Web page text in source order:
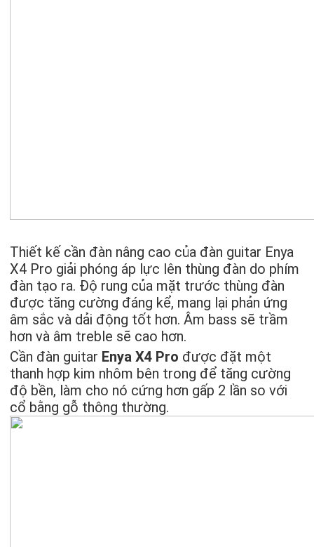
Thiết kế cần đàn nâng cao của đàn guitar Enya
X4 Pro giải phóng áp lực lên thùng đàn do phím
đàn tạo ra. Độ rung của mặt trước thùng đàn
được tăng cường đáng kể, mang lại phản ứng
âm sắc và dải động tốt hơn. Âm bass sẽ trầm
hơn và âm treble sẽ cao hơn.
Cần đàn guitar Enya X4 Pro được đặt một
thanh hợp kim nhôm bên trong để tăng cường
độ bền, làm cho nó cứng hơn gấp 2 lần so với
cổ bằng gỗ thông thường.